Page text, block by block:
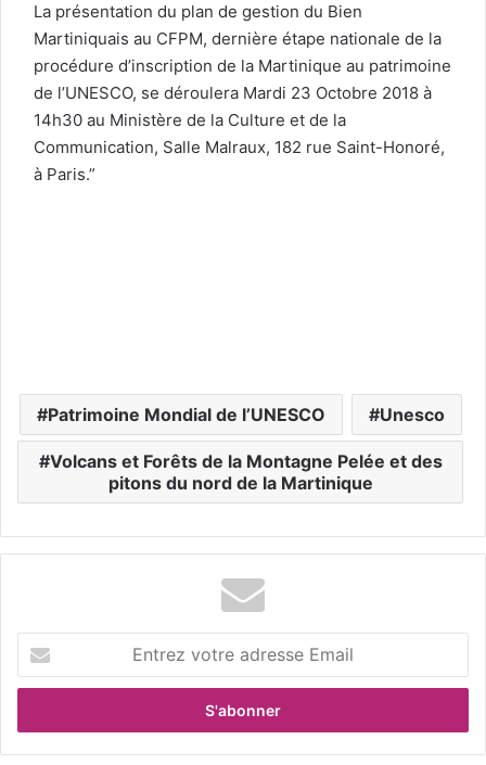
La présentation du plan de gestion du Bien
Martiniquais au CFPM, dernière étape nationale de la
procédure d’inscription de la Martinique au patrimoine
de l’UNESCO, se déroulera Mardi 23 Octobre 2018 à
14h30 au Ministère de la Culture et de la
Communication, Salle Malraux, 182 rue Saint-Honoré,
à Paris.”
Patrimoine Mondial de l’UNESCO Unesco
Volcans et Forêts de la Montagne Pelée et des
pitons du nord de la Martinique
t
e
z